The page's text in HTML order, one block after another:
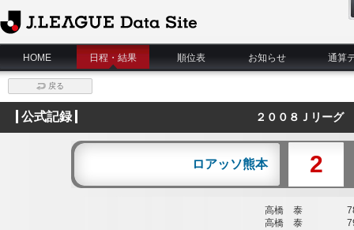
J.League Data Site
HOME
日程・結果 順位表 お知らせ 通算
戻る
公式記録 ２００８Ｊリーグ
ロアッソ熊本 2
高橋 泰
高橋 泰